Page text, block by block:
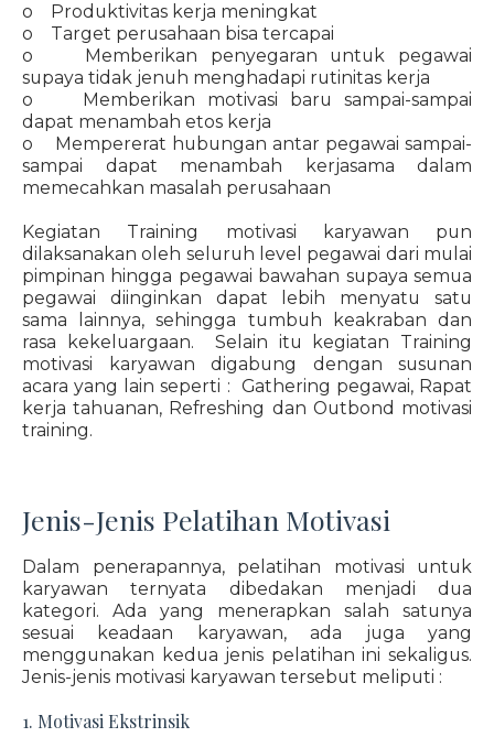
o Produktivitas kerja meningkat
o Target perusahaan bisa tercapai
o Memberikan penyegaran untuk pegawai
supaya tidak jenuh menghadapi rutinitas kerja
o Memberikan motivasi baru sampai-sampai
dapat menambah etos kerja
o Mempererat hubungan antar pegawai sampai-
sampai dapat menambah kerjasama dalam
memecahkan masalah perusahaan
Kegiatan Training motivasi karyawan pun
dilaksanakan oleh seluruh level pegawai dari mulai
pimpinan hingga pegawai bawahan supaya semua
pegawai diinginkan dapat lebih menyatu satu
sama lainnya, sehingga tumbuh keakraban dan
rasa kekeluargaan. Selain itu kegiatan Training
motivasi karyawan digabung dengan susunan
acara yang lain seperti : Gathering pegawai, Rapat
kerja tahuanan, Refreshing dan Outbond motivasi
training.
Jenis-Jenis Pelatihan Motivasi
Dalam penerapannya, pelatihan motivasi untuk
karyawan ternyata dibedakan menjadi dua
kategori. Ada yang menerapkan salah satunya
sesuai keadaan karyawan, ada juga yang
menggunakan kedua jenis pelatihan ini sekaligus.
Jenis-jenis motivasi karyawan tersebut meliputi :
1. Motivasi Ekstrinsik